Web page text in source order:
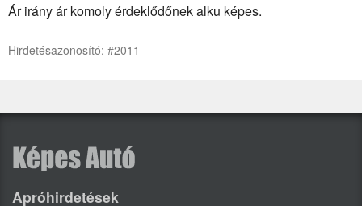
Ár irány ár komoly érdeklődőnek alku képes.
Hirdetésazonosító: #2011
Apróhirdetések